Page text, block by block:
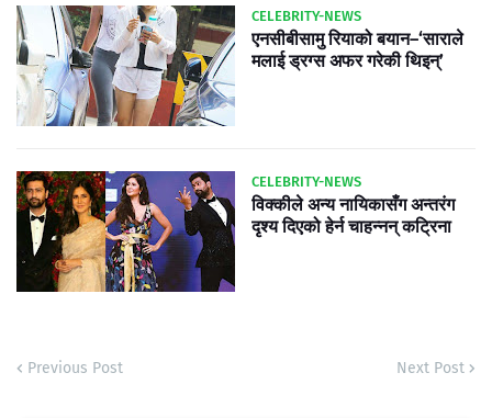
CELEBRITY-NEWS
एनसीबीसामु रियाको बयान–‘साराले
मलाई ड्रग्स अफर गरेकी थिइन्’
CELEBRITY-NEWS
विक्कीले अन्य नायिकासँग अन्तरंग
दृश्य दिएको हेर्न चाहन्नन् कट्रिना
Previous Post Next Post